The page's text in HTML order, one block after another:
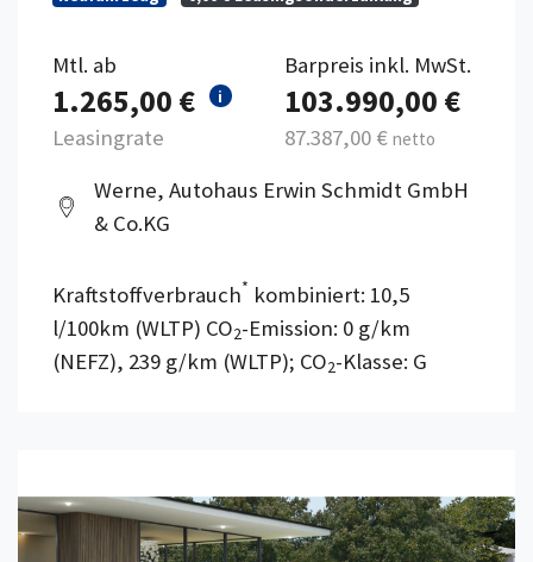
Mtl. ab
1.265,00 € i
Leasingrate
Barpreis inkl. MwSt.
103.990,00 €
87.387,00 € netto
Werne, Autohaus Erwin Schmidt GmbH
& Co.KG
Kraftstoffverbrauch* kombiniert: 10,5
l/100km (WLTP) CO2-Emission: 0 g/km
(NEFZ), 239 g/km (WLTP); CO2-Klasse: G